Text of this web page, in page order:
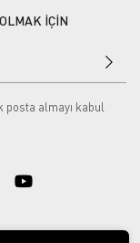
İÇİN
almayı kabul